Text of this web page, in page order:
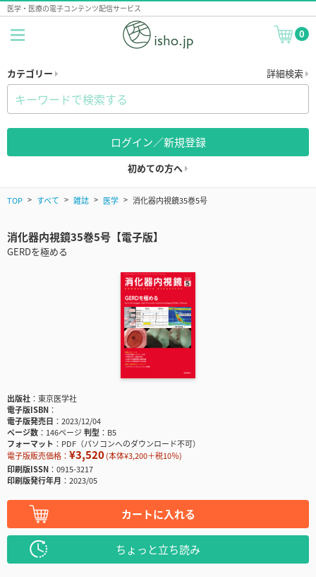
医学・医療の電子コンテンツ配信サービス
0
カテゴリー 詳細検索
ログイン／新規登録
初めての方へ
TOP すべて 雑誌 医学 消化器内視鏡35巻5号
消化器内視鏡35巻5号【電子版】
GERDを極める
出版社
東京医学社
電子版ISBN
電子版発売日
2023/12/04
ページ数
146ページ判型
B5
フォーマット
PDF（パソコンへのダウンロード不可）
電子版販売価格： ¥3,520(本体¥3,200＋税10％)
印刷版ISSN
0915-3217
印刷版発行年月
2023/05
カートに入れる
ちょっと立ち読み